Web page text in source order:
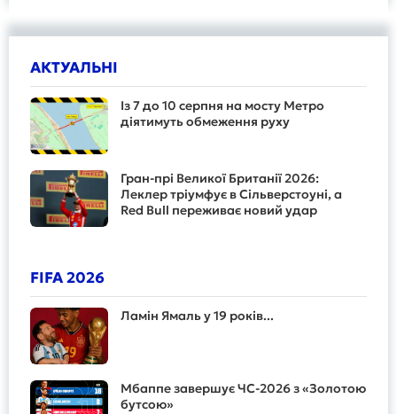
АКТУАЛЬНІ
Із 7 до 10 серпня на мосту Метро
діятимуть обмеження руху
Гран-прі Великої Британії 2026:
Леклер тріумфує в Сільверстоуні, а
Red Bull переживає новий удар
FIFA 2026
Ламін Ямаль у 19 років...
Мбаппе завершує ЧС-2026 з «Золотою
бутсою»